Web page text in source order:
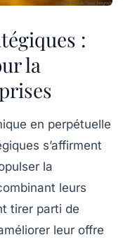
:
la
en perpétuelle
s’affirment
la
leurs
tirer parti de
leur offre